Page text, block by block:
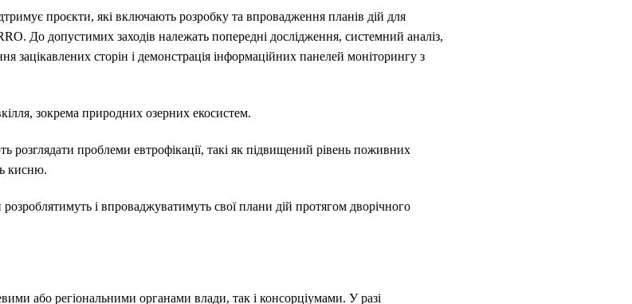
проєкти, які включають розробку та впровадження планів дій для
До допустимих заходів належать попередні дослідження, системний аналіз,
зацікавлених сторін і демонстрація інформаційних панелей моніторингу з
зокрема природних озерних екосистем.
розглядати проблеми евтрофікації, такі як підвищений рівень поживних
кисню.
і впроваджуватимуть свої плани дій протягом дворічного
або регіональними органами влади, так і консорціумами. У разі